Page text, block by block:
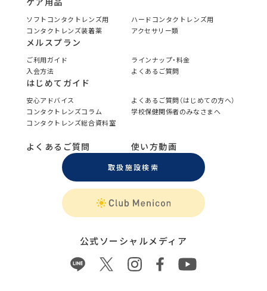
ソフトコンタクトレンズ用
ハードコンタクトレンズ用
コンタクトレンズ装着薬
アクセサリー類
メルスプラン
ご利用ガイド
ラインナップ・料金
入会方法
よくあるご質問
はじめてガイド
安心アドバイス
よくあるご質問（はじめての方へ）
コンタクトレンズコラム
学校保健関係者のみなさまへ
コンタクトレンズ総合資料室
よくあるご質問 使い方動画
取扱施設検索
公式ソーシャルメディア